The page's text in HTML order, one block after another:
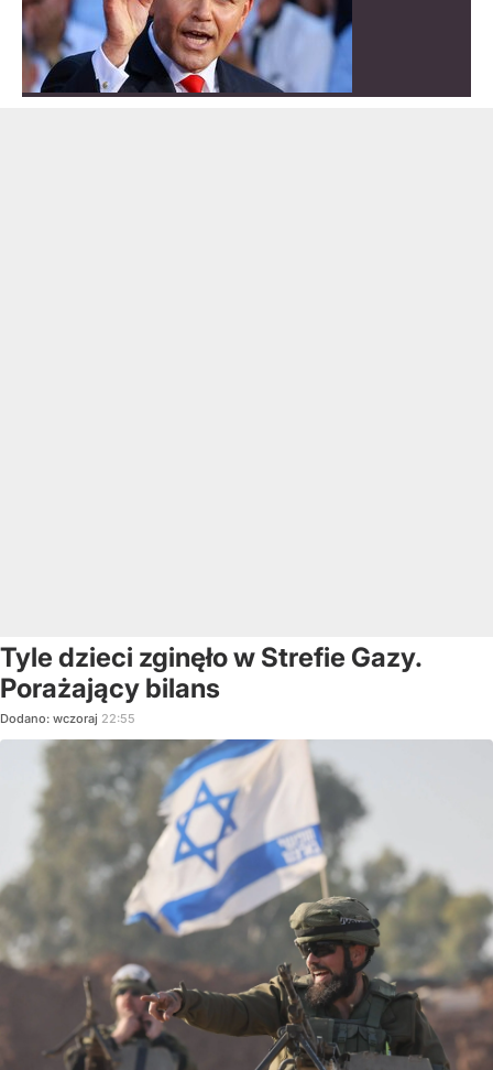
Tyle dzieci zginęło w Strefie Gazy.
Porażający bilans
Dodano: wczoraj 22:55